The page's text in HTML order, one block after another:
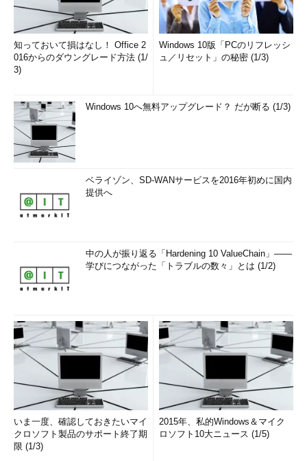
知っておいて損はなし！ Office 2
016からのダウングレード方法 (1/
3)
Windows 10版「PCのリフレッシ
ュ／リセット」の秘密 (1/3)
Windows 10へ無料アップグレード？ だが断る (1/3)
ベライゾン、SD-WANサービスを2016年初めに国内
提供へ
中の人が振り返る「Hardening 10 ValueChain」――
学びにつながった「トラブルの数々」とは (1/2)
いま一度、確認しておきたいマイ
クロソフト製品のサポート終了期
限 (1/3)
2015年、私的Windows＆マイク
ロソフト10大ニュース (1/5)